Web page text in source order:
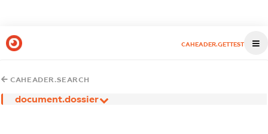
CAHEADER.GETTEST
CAHEADER.SEARCH
document.dossier